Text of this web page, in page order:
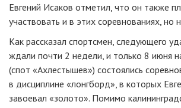
Евгений Исаков отметил, что он также
участвовать и в этих соревнованиях, но
Как рассказал спортсмен, следующего
ждали почти 2 недели, и только 8 июня
(спот «Ахлестышев») состоялись
в дисциплине «лонгборд», в которых
завоевал «золото». Помимо